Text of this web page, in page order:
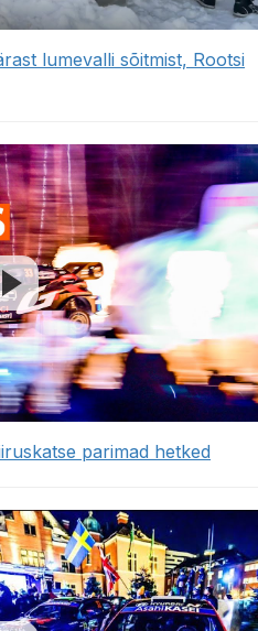
lumevalli sõitmist, Rootsi
parimad hetked